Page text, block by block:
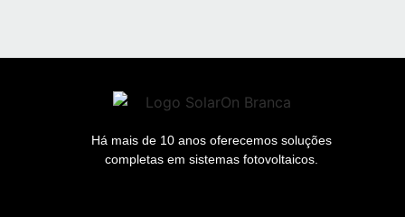
Há mais de 10 anos oferecemos soluções
completas em sistemas fotovoltaicos.